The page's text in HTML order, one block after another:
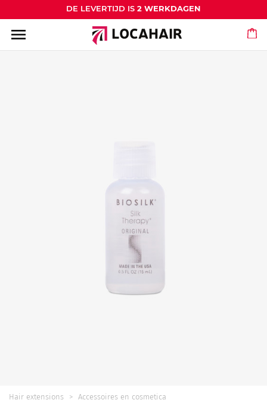
DE LEVERTIJD IS 2 WERKDAGEN
menu
Hair extensions Accessoires en cosmetica